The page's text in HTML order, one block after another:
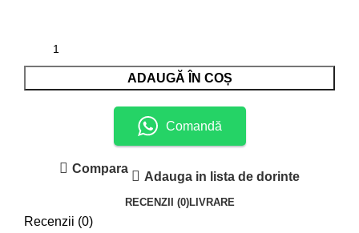
ADAUGĂ ÎN COȘ
Comandă
Compara
Adauga in lista de dorinte
RECENZII (0)LIVRARE
Recenzii (0)